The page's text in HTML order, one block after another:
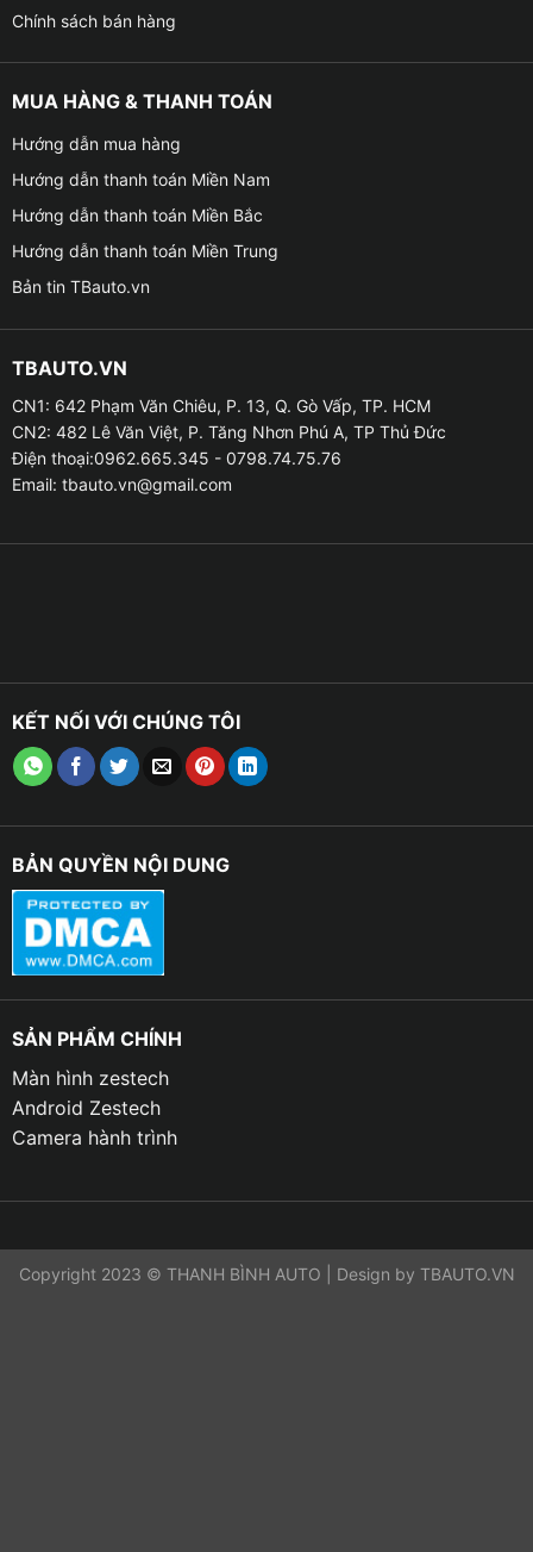
Chính sách bán hàng
MUA HÀNG & THANH TOÁN
Hướng dẫn mua hàng
Hướng dẫn thanh toán Miền Nam
Hướng dẫn thanh toán Miền Bắc
Hướng dẫn thanh toán Miền Trung
Bản tin TBauto.vn
TBAUTO.VN
CN1: 642 Phạm Văn Chiêu, P. 13, Q. Gò Vấp, TP. HCM
CN2: 482 Lê Văn Việt, P. Tăng Nhơn Phú A, TP Thủ Đức
Điện thoại:0962.665.345 - 0798.74.75.76
Email: tbauto.vn@gmail.com
KẾT NỐI VỚI CHÚNG TÔI
BẢN QUYỀN NỘI DUNG
SẢN PHẨM CHÍNH
Màn hình zestech
Android Zestech
Camera hành trình
Copyright 2023 © THANH BÌNH AUTO | Design by TBAUTO.VN